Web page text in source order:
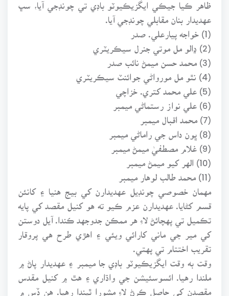
ظاهر ڪيا جيڪي ايگزيڪيوٽو باڊي تي چونڊجي آيا، سڀ
عهديدار بنان مقابلي چونڊجي آيا.
(1) خواجه پيارعلي. صدر
(2) ڍالو مل موتي جنرل سيڪريٽري
(3) محمد حسن ميمڻ نائب صدر
(4) نٿو مل مورواڻي جوائنٽ سيڪريٽري
(5) علي محمد کتري. خزاچي
(6) علي نواز رستماڻي ميمبر
(7) محمد اقبال ميمبر
(8) ڀون داس جي راماڻي ميمبر
(9) غلام مصطفيٰ ميمڻ ميمبر
(10) الهر کيو ميمڻ ميمبر
(11) محمد طالب لوهار ميمبر
مهمان خصوصي چونڊيل عهديدارن کي بيج هنيا ۽ کانئن
قسم کڻايا. عهديدارن عزم ڪيو ته هو کنيل مقصد کي پايه
تڪميل تي پهچائڻ لاءِ هر ممڪن جدوجهد ڪندا. آيل دوستن
کي مير جي ماني کارائي ويئي ۽ اهڙي طرح هي پروقار
تقريب اختتام تي پهتي.
وقت به وقت ايگزيڪيوٽو باڊي جا ميمبر ۽ عهديدار پاڻ ۾
ملندا رهيا. ائسوسئيشن جي واڌاري ۽ هٿ ۾ کنيل مقدس
مقصدن کي حاصل ڪرڻ لاءِ مشورا ٿيندا رهيا. هن ڏس ۾